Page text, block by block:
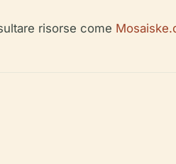
risorse come